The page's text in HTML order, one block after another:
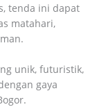
tenda ini dapat
matahari,
unik, futuristik,
gaya